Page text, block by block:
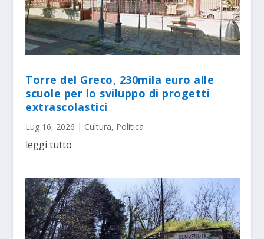
Torre del Greco, 230mila euro alle
scuole per lo sviluppo di progetti
extrascolastici
Lug 16, 2026 | Cultura, Politica
leggi tutto